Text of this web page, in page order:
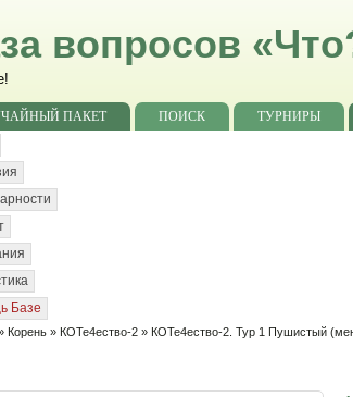
вопросов
ПАКЕТ ПОИСК ТУРНИРЫ
Базе
Корень » КОТе4ество-2 » КОТе4ество-2. Тур 1 Пушистый